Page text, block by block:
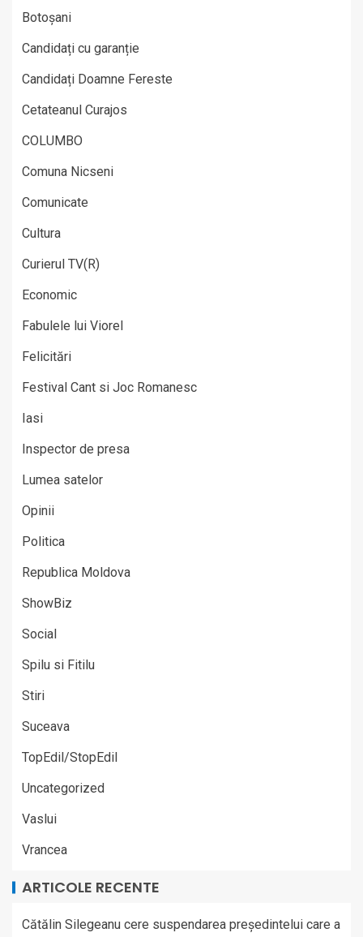
Botoșani
Candidați cu garanție
Candidați Doamne Fereste
Cetateanul Curajos
COLUMBO
Comuna Nicseni
Comunicate
Cultura
Curierul TV(R)
Economic
Fabulele lui Viorel
Felicitări
Festival Cant si Joc Romanesc
Iasi
Inspector de presa
Lumea satelor
Opinii
Politica
Republica Moldova
ShowBiz
Social
Spilu si Fitilu
Stiri
Suceava
TopEdil/StopEdil
Uncategorized
Vaslui
Vrancea
ARTICOLE RECENTE
Cătălin Silegeanu cere suspendarea președintelui care a